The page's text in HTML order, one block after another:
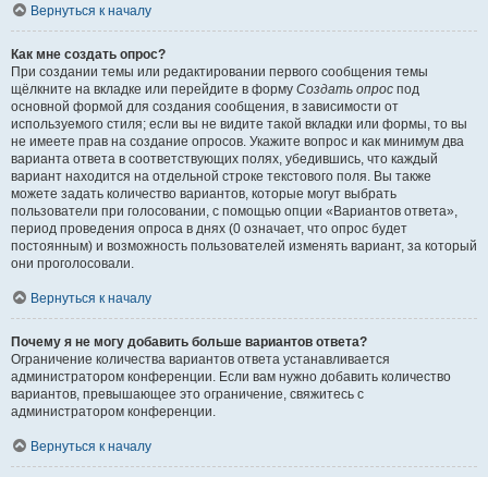
Вернуться к началу
Как мне создать опрос?
При создании темы или редактировании первого сообщения темы
щёлкните на вкладке или перейдите в форму Создать опрос под
основной формой для создания сообщения, в зависимости от
используемого стиля; если вы не видите такой вкладки или формы, то вы
не имеете прав на создание опросов. Укажите вопрос и как минимум два
варианта ответа в соответствующих полях, убедившись, что каждый
вариант находится на отдельной строке текстового поля. Вы также
можете задать количество вариантов, которые могут выбрать
пользователи при голосовании, с помощью опции «Вариантов ответа»,
период проведения опроса в днях (0 означает, что опрос будет
постоянным) и возможность пользователей изменять вариант, за который
они проголосовали.
Вернуться к началу
Почему я не могу добавить больше вариантов ответа?
Ограничение количества вариантов ответа устанавливается
администратором конференции. Если вам нужно добавить количество
вариантов, превышающее это ограничение, свяжитесь с
администратором конференции.
Вернуться к началу